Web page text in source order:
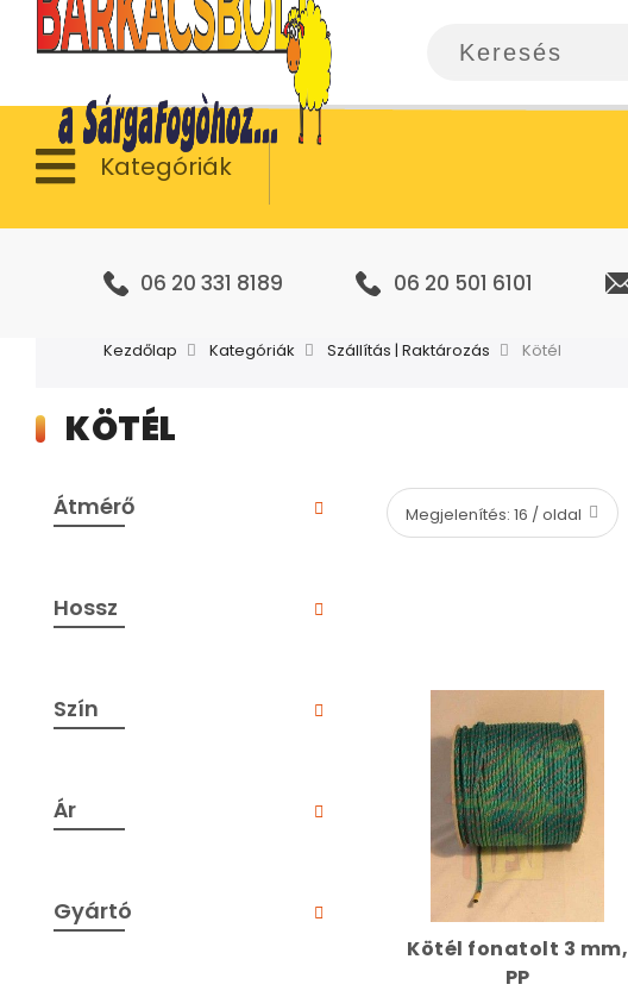
Kategóriák
06 20 331 8189 06 20 501 6101
Kezdőlap Kategóriák Szállítás | Raktározás Kötél
KÖTÉL
Kötél fonatolt 3 mm,
PP
Átmérő
Hossz
Szín
Ár
Gyártó